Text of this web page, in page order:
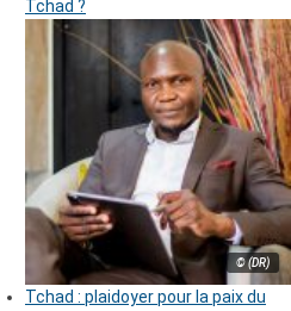
Tchad ?
© (DR)
Tchad : plaidoyer pour la paix du